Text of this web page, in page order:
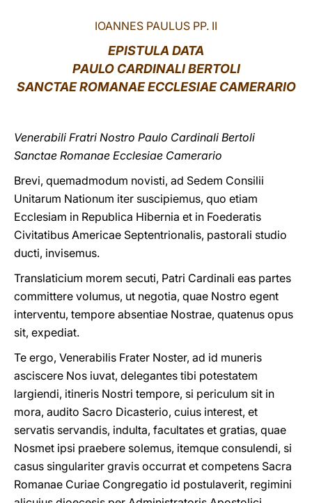
LATINE
IOANNES PAULUS PP. II
EPISTULA DATA
PAULO CARDINALI BERTOLI
SANCTAE ROMANAE ECCLESIAE CAMERARIO
Venerabili Fratri Nostro Paulo Cardinali Bertoli
Sanctae Romanae Ecclesiae Camerario
Brevi, quemadmodum novisti, ad Sedem Consilii
Unitarum Nationum iter suscipiemus, quo etiam
Ecclesiam in Republica Hibernia et in Foederatis
Civitatibus Americae Septentrionalis, pastorali studio
ducti, invisemus.
Translaticium morem secuti, Patri Cardinali eas partes
committere volumus, ut negotia, quae Nostro egent
interventu, tempore absentiae Nostrae, quatenus opus
sit, expediat.
Te ergo, Venerabilis Frater Noster, ad id muneris
asciscere Nos iuvat, delegantes tibi potestatem
largiendi, itineris Nostri tempore, si periculum sit in
mora, audito Sacro Dicasterio, cuius interest, et
servatis servandis, indulta, facultates et gratias, quae
Nosmet ipsi praebere solemus, itemque consulendi, si
casus singulariter gravis occurrat et competens Sacra
Romanae Curiae Congregatio id postulaverit, regimini